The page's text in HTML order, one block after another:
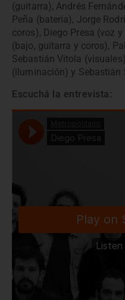
(guitarra), Andrés
Peña (batería), Jorge
coros), Diego Presa (voz
(bajo, guitarra y coros),
Sebastián Vitola
(iluminación) y Sebastián
Escuchá la entrevista: